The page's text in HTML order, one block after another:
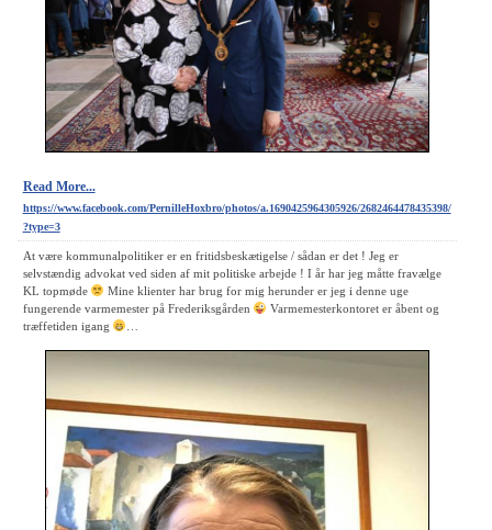
Read More...
https://www.facebook.com/PernilleHoxbro/photos/a.1690425964305926/2682464478435398/
?type=3
At være kommunalpolitiker er en fritidsbeskætigelse / sådan er det ! Jeg er
selvstændig advokat ved siden af mit politiske arbejde ! I år har jeg måtte fravælge
KL topmøde
Mine klienter har brug for mig herunder er jeg i denne uge
fungerende varmemester på Frederiksgården
Varmemesterkontoret er åbent og
træffetiden igang